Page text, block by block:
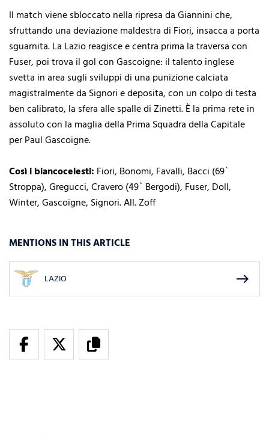
Il match viene sbloccato nella ripresa da Giannini che,
sfruttando una deviazione maldestra di Fiori, insacca a porta
sguarnita. La Lazio reagisce e centra prima la traversa con
Fuser, poi trova il gol con Gascoigne: il talento inglese
svetta in area sugli sviluppi di una punizione calciata
magistralmente da Signori e deposita, con un colpo di testa
ben calibrato, la sfera alle spalle di Zinetti. È la prima rete in
assoluto con la maglia della Prima Squadra della Capitale
per Paul Gascoigne.
Così i biancocelesti: Fiori, Bonomi, Favalli, Bacci (69`
Stroppa), Gregucci, Cravero (49` Bergodi), Fuser, Doll,
Winter, Gascoigne, Signori. All. Zoff
MENTIONS IN THIS ARTICLE
LAZIO east